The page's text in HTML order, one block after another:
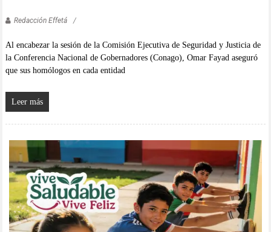
Redacción Effetá
Al encabezar la sesión de la Comisión Ejecutiva de Seguridad y Justicia de
la Conferencia Nacional de Gobernadores (Conago), Omar Fayad aseguró
que sus homólogos en cada entidad
Leer más